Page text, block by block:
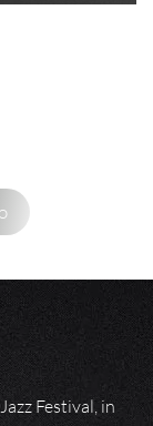
Festival, in